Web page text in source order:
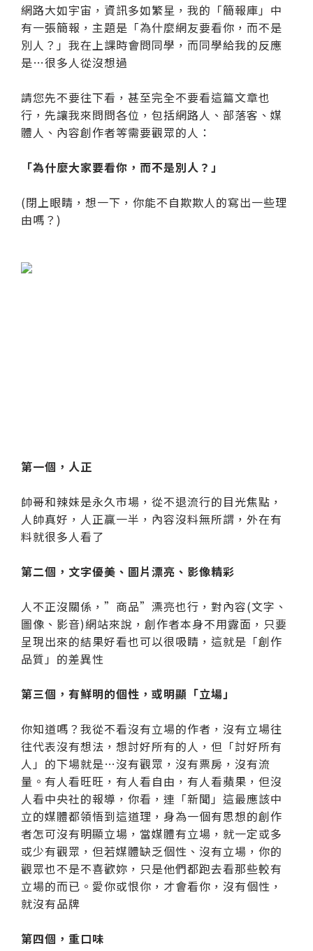
網路大如宇宙，資訊多如繁星，我的「簡報庫」中
有一張簡報，主題是「為什麼網友要看你，而不是
別人？」我在上課時會問同學，而同學給我的反應
是…很多人從沒想過
請您先不要往下看，甚至完全不要看這篇文章也
行，先讓我來問問各位，包括網路人、部落客、媒
體人、內容創作者等需要觀眾的人：
「為什麼大家要看你，而不是別人？」
(閉上眼睛，想一下，你能不自欺欺人的寫出一些理
由嗎？)
第一個，人正
帥哥和辣妹是永久市場，從不退流行的目光焦點，
人帥真好，人正贏一半，內容沒料無所謂，外在有
料就很多人看了
第二個，文字優美、圖片漂亮、影像精彩
人不正沒關係，”商品”漂亮也行，對內容(文字、
圖像、影音)網站來說，創作者本身不用露面，只要
呈現出來的結果好看也可以很吸睛，這就是「創作
品質」的差異性
第三個，有鮮明的個性，或明顯「立場」
你知道嗎？我從不看沒有立場的作者，沒有立場往
往代表沒有想法，想討好所有的人，但「討好所有
人」的下場就是…沒有觀眾，沒有票房，沒有流
量。有人看旺旺，有人看自由，有人看蘋果，但沒
人看中央社的報導，你看，連「新聞」這最應該中
立的媒體都領悟到這道理，身為一個有思想的創作
者怎可沒有明顯立場，當媒體有立場，就一定或多
或少有觀眾，但若媒體缺乏個性、沒有立場，你的
觀眾也不是不喜歡妳，只是他們都跑去看那些較有
立場的而已。愛你或恨你，才會看你，沒有個性，
就沒有品牌
第四個，重口味